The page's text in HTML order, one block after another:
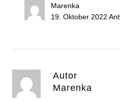
Marenka
19. Oktober 2022
Autor
Marenka